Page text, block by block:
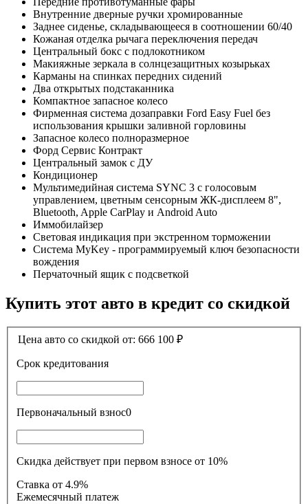
Внутренние дверные ручки хромированные
Заднее сиденье, складывающееся в соотношении 60/40
Кожаная отделка рычага переключения передач
Центральный бокс с подлокотником
Макияжные зеркала в солнцезащитных козырьках
Карманы на спинках передних сидений
Два открытых подстаканника
Компактное запасное колесо
Фирменная система дозаправки Ford Easy Fuel без
использования крышки заливной горловины
Запасное колесо полноразмерное
Форд Сервис Контракт
Центральный замок с ДУ
Кондиционер
Мультимедийная система SYNC 3 с голосовым
управлением, цветным сенсорным ЖК-дисплеем 8",
Bluetooth, Apple CarPlay и Android Auto
Иммобилайзер
Световая индикация при экстренном торможении
Система MyKey - программируемый ключ безопасности
вождения
Перчаточный ящик с подсветкой
Купить этот авто в кредит со скидкой
Цена авто со скидкой от: 666 100 ₽
Срок кредитования
Первоначальный взнос0
Скидка действует при первом взносе от 10%
Ставка
от 4.9%
Ежемесячный платеж